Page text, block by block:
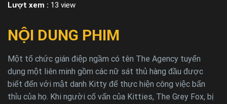
Lượt xem : 13 view
NỘI DUNG PHIM
Một tổ chức gián điệp ngầm có tên The Agency tuyển
dụng một liên minh gồm các nữ sát thủ hàng đầu được
biết đến với mật danh Kitty để thực hiện công việc bẩn
thỉu của họ. Khi người cố vấn của Kitties, The Grey Fox, bị